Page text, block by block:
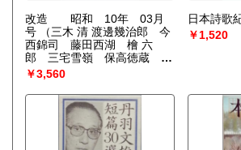
改造 昭和 10年 03月
号
（三木 清 渡邊幾治郎 今
西錦司 藤田西湖 檜 六
郎 三宅雪嶺 保高徳蔵 山
川菊栄 木々 高太郎 室生
犀星 酒井龍輔 宇野千代
藤澤桓夫 坪田譲二 森田草
￥3,560
日本詩歌
￥1,520